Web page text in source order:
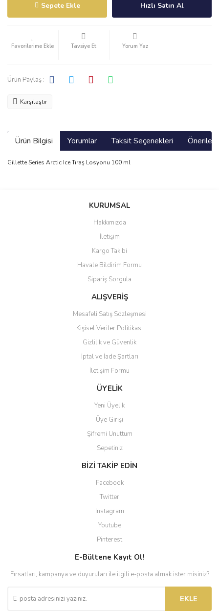
Sepete Ekle Hızlı Satın Al
Tavsiye Et Yorum Yaz
Ürün Paylaş :
Karşılaştır
Ürün Bilgisi Yorumlar Taksit Seçenekleri
Gillette Series Arctic Ice Tıraş Losyonu 100 ml
Bu ürüne ilk yorumu siz yapın!
Yorum Yaz
Ürün resmi kalitesiz, bozuk veya görüntülenemiyor.
Ürün açıklamasında eksik bilgiler bulunuyor.
Ürün bilgilerinde hatalar bulunuyor.
Ürün fiyatı diğer sitelerden daha pahalı.
Bu ürüne benzer farklı alternatifler olmalı.
Gönder
KURUMSAL
Hakkımızda
İletişim
Kargo Takibi
Havale Bildirim Formu
Sipariş Sorgula
ALIŞVERİŞ
Mesafeli Satış Sözleşmesi
Kişisel Veriler Politikası
Gizlilik ve Güvenlik
İptal ve İade Şartları
İletişim Formu
ÜYELİK
Yeni Üyelik
Üye Girişi
Şifremi Unuttum
Sepetiniz
BİZİ TAKİP EDİN
Facebook
Twitter
Instagram
Youtube
Pinterest
E-Bültene Kayıt Ol!
Fırsatları, kampanya ve duyuruları ile ilgili e-posta almak ister misiniz?
EKLE